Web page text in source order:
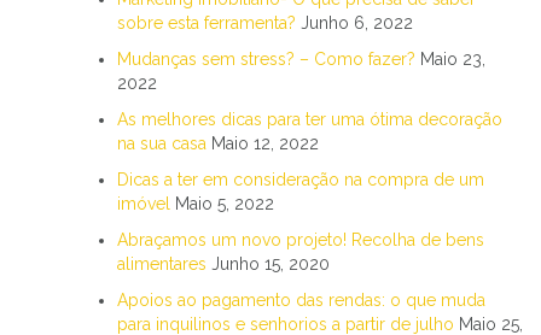
sobre esta ferramenta? Junho 6, 2022
Mudanças sem stress? – Como fazer? Maio 23,
2022
As melhores dicas para ter uma ótima decoração
na sua casa Maio 12, 2022
Dicas a ter em consideração na compra de um
imóvel
Maio 5, 2022
Abraçamos um novo projeto! Recolha de bens
alimentares Junho 15, 2020
Apoios ao pagamento das rendas: o que muda
para inquilinos e senhorios a partir de julho Maio 25,